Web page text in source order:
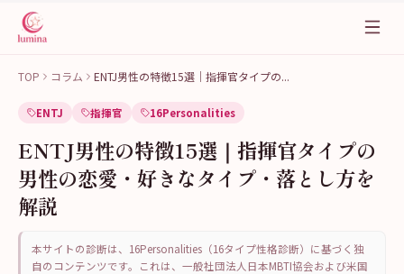
TOP コラム ENTJ男性の特徴15選｜指揮官タイプの...
ENTJ 指揮官 16Personalities
ENTJ男性の特徴15選｜指揮官タイプの
男性の恋愛・好きなタイプ・落とし方を
解説
本サイトの診断は、16Personalities（16タイプ性格診断）に基づく独
自のコンテンツです。これは、一般社団法人日本MBTI協会および米国